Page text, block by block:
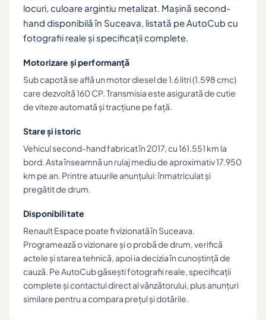
locuri, culoare argintiu metalizat. Mașină second-
hand disponibilă în Suceava, listată pe AutoCub cu
fotografii reale și specificații complete.
Motorizare și performanță
Sub capotă se află un motor diesel de 1.6 litri (1.598 cmc)
care dezvoltă 160 CP. Transmisia este asigurată de cutie
de viteze automată și tracțiune pe față.
Stare și istoric
Vehicul second-hand fabricat în 2017, cu 161.551 km la
bord. Asta înseamnă un rulaj mediu de aproximativ 17.950
km pe an. Printre atuurile anunțului: înmatriculat și
pregătit de drum.
Disponibilitate
Renault Espace poate fi vizionată în Suceava.
Programează o vizionare și o probă de drum, verifică
actele și starea tehnică, apoi ia decizia în cunoștință de
cauză. Pe AutoCub găsești fotografii reale, specificații
complete și contactul direct al vânzătorului, plus anunțuri
similare pentru a compara prețul și dotările.